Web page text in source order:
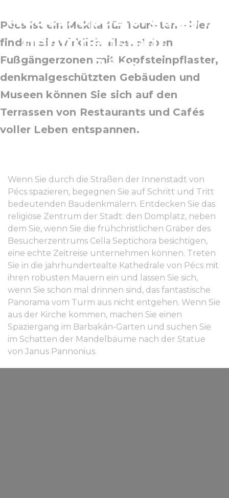
Neues: Spaziergang in
der Innenstadt von
Pécs
Pécs ist ein Mekka für Touristen – hier
finden Sie wirklich alles. Neben
Fußgängerzonen mit Kopfsteinpflaster,
denkmalgeschützten Gebäuden und
Museen können Sie sich auf den
Terrassen von Restaurants und Cafés
voller Leben entspannen.
Wenn Sie durch die Straßen der Innenstadt von
Pécs spazieren, begegnen Sie auf Schritt und Tritt
bedeutenden Baudenkmälern. Entdecken Sie das
religiöse Zentrum der Stadt: den Domplatz, neben
dem Sie, wenn Sie die frühchristlichen Gräber des
Besucherzentrums Cella Septichora besichtigen,
eine echte Zeitreise unternehmen können. Treten
Sie in die jahrhundertealte Kathedrale von Pécs mit
ihren robusten Mauern ein und lassen Sie sich,
wenn Sie schon mal drinnen sind, das fantastische
Panorama vom Turm aus nicht entgehen. Wenn Sie
aus der Kirche kommen, machen Sie einen
Spaziergang im Barbakán-Garten und suchen Sie
im Schatten der Mandelbäume nach der Statue
von Janus Pannonius.